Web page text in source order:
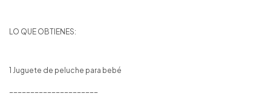
LO QUE OBTIENES:
1 Juguete de peluche para bebé